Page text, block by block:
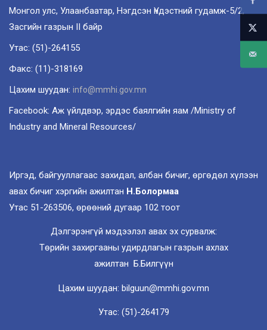
Монгол улс, Улаанбаатар, Нэгдсэн Үндэстний гудамж-5/2,
Засгийн газрын II байр
Утас: (51)-264155
Факс: (11)-318169
Цахим шуудан: info@mmhi.gov.mn
Facebook: Аж үйлдвэр, эрдэс баялгийн яам /Ministry of
Industry and Mineral Resources/
Иргэд, байгууллагаас захидал, албан бичиг, өргөдөл хүлээн
авах бичиг хэргийн ажилтан Н.Болормаа
Утас 51-263506, өрөөний дугаар 102 тоот
Дэлгэрэнгүй мэдээлэл авах эх сурвалж:
Төрийн захиргааны удирдлагын газрын ахлах
ажилтан Б.Билгүүн
Цахим шуудан: bilguun@mmhi.gov.mn
Утас: (51)-264179